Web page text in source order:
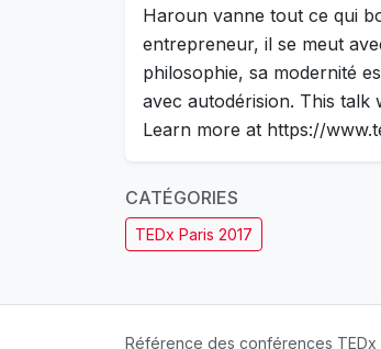
Haroun vanne tout ce qui
entrepreneur, il se meut
philosophie, sa modernité
avec autodérision. This talk
Learn more at https://
CATÉGORIES
TEDx Paris 2017
Référence des conférences